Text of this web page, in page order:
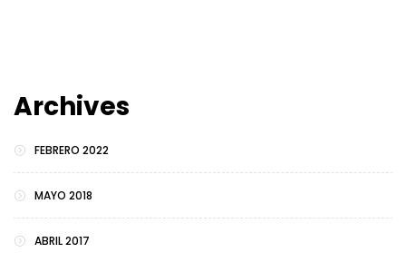
Archives
FEBRERO 2022
MAYO 2018
ABRIL 2017